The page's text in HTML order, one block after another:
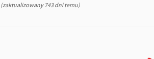
(zaktualizowany 743 dni temu)